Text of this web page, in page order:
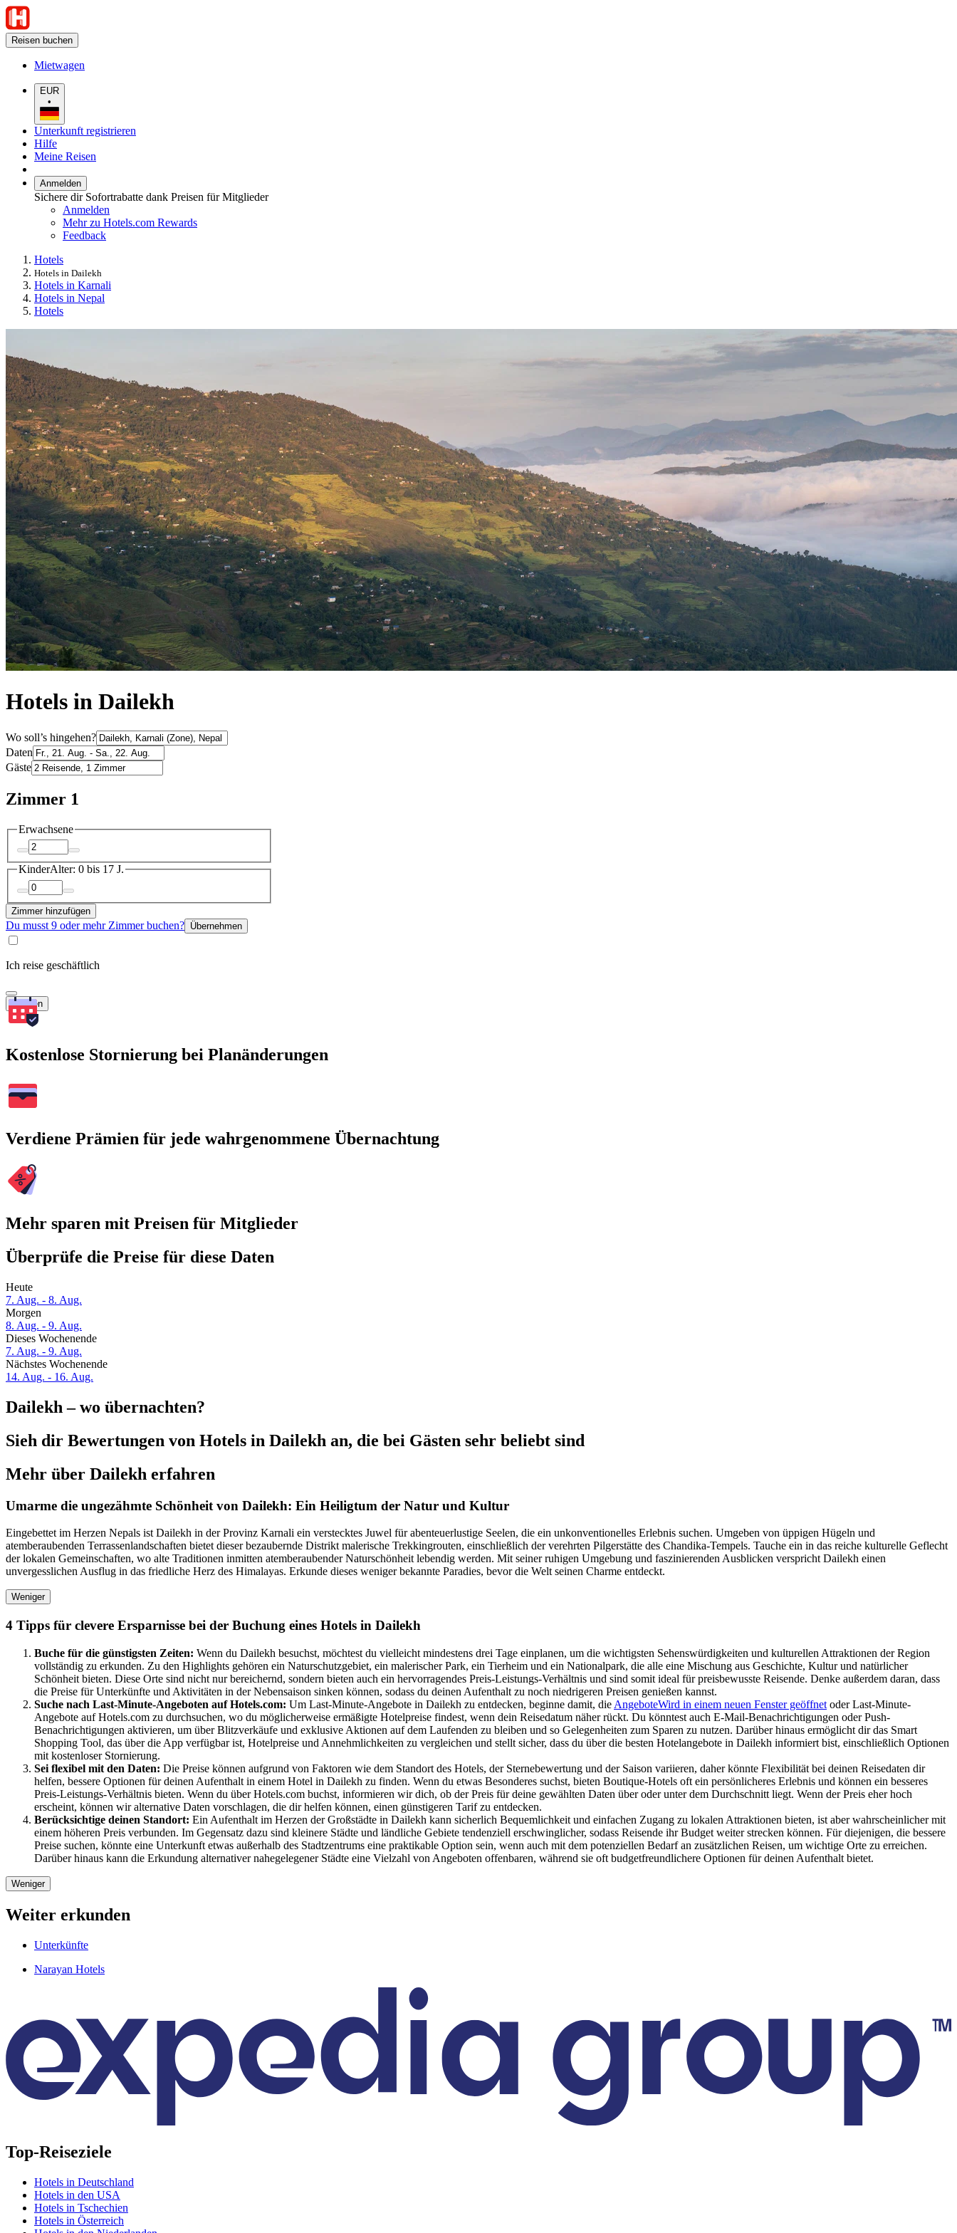
Reisen buchen
Mietwagen
EUR
•
Unterkunft registrieren
Hilfe
Meine Reisen
Anmelden
Sichere dir Sofortrabatte dank Preisen für Mitglieder
Anmelden
Mehr zu Hotels.com Rewards
Feedback
Hotels
Hotels in Dailekh
Hotels in Karnali
Hotels in Nepal
Hotels
Hotels in Dailekh
Wo soll’s hingehen?
Daten
Gäste
Zimmer 1
Erwachsene
KinderAlter: 0 bis 17 J.
Zimmer hinzufügen
Du musst 9 oder mehr Zimmer buchen? Übernehmen
Ich reise geschäftlich
Suchen
Kostenlose Stornierung bei Planänderungen
Verdiene Prämien für jede wahrgenommene Übernachtung
Mehr sparen mit Preisen für Mitglieder
Überprüfe die Preise für diese Daten
Heute
7. Aug. - 8. Aug.
Morgen
8. Aug. - 9. Aug.
Dieses Wochenende
7. Aug. - 9. Aug.
Nächstes Wochenende
14. Aug. - 16. Aug.
Dailekh – wo übernachten?
Sieh dir Bewertungen von Hotels in Dailekh an, die bei Gästen sehr beliebt sind
Mehr über Dailekh erfahren
Umarme die ungezähmte Schönheit von Dailekh: Ein Heiligtum der Natur und Kultur
Eingebettet im Herzen Nepals ist Dailekh in der Provinz Karnali ein verstecktes Juwel für abenteuerlustige Seelen, die ein unkonventionelles Erlebnis suchen. Umgeben von üppigen Hügeln und
atemberaubenden Terrassenlandschaften bietet dieser bezaubernde Distrikt malerische Trekkingrouten, einschließlich der verehrten Pilgerstätte des Chandika-Tempels. Tauche ein in das reiche kulturelle Geflecht
der lokalen Gemeinschaften, wo alte Traditionen inmitten atemberaubender Naturschönheit lebendig werden. Mit seiner ruhigen Umgebung und faszinierenden Ausblicken verspricht Dailekh einen
unvergesslichen Ausflug in das friedliche Herz des Himalayas. Erkunde dieses weniger bekannte Paradies, bevor die Welt seinen Charme entdeckt.
Weniger
4 Tipps für clevere Ersparnisse bei der Buchung eines Hotels in Dailekh
Buche für die günstigsten Zeiten: Wenn du Dailekh besuchst, möchtest du vielleicht mindestens drei Tage einplanen, um die wichtigsten Sehenswürdigkeiten und kulturellen Attraktionen der Region
vollständig zu erkunden. Zu den Highlights gehören ein Naturschutzgebiet, ein malerischer Park, ein Tierheim und ein Nationalpark, die alle eine Mischung aus Geschichte, Kultur und natürlicher
Schönheit bieten. Diese Orte sind nicht nur bereichernd, sondern bieten auch ein hervorragendes Preis-Leistungs-Verhältnis und sind somit ideal für preisbewusste Reisende. Denke außerdem daran, dass
die Preise für Unterkünfte und Aktivitäten in der Nebensaison sinken können, sodass du deinen Aufenthalt zu noch niedrigeren Preisen genießen kannst.
Suche nach Last-Minute-Angeboten auf Hotels.com: Um Last-Minute-Angebote in Dailekh zu entdecken, beginne damit, die AngeboteWird in einem neuen Fenster geöffnet oder Last-Minute-
Angebote auf Hotels.com zu durchsuchen, wo du möglicherweise ermäßigte Hotelpreise findest, wenn dein Reisedatum näher rückt. Du könntest auch E-Mail-Benachrichtigungen oder Push-
Benachrichtigungen aktivieren, um über Blitzverkäufe und exklusive Aktionen auf dem Laufenden zu bleiben und so Gelegenheiten zum Sparen zu nutzen. Darüber hinaus ermöglicht dir das Smart
Shopping Tool, das über die App verfügbar ist, Hotelpreise und Annehmlichkeiten zu vergleichen und stellt sicher, dass du über die besten Hotelangebote in Dailekh informiert bist, einschließlich Optionen
mit kostenloser Stornierung.
Sei flexibel mit den Daten: Die Preise können aufgrund von Faktoren wie dem Standort des Hotels, der Sternebewertung und der Saison variieren, daher könnte Flexibilität bei deinen Reisedaten dir
helfen, bessere Optionen für deinen Aufenthalt in einem Hotel in Dailekh zu finden. Wenn du etwas Besonderes suchst, bieten Boutique-Hotels oft ein persönlicheres Erlebnis und können ein besseres
Preis-Leistungs-Verhältnis bieten. Wenn du über Hotels.com buchst, informieren wir dich, ob der Preis für deine gewählten Daten über oder unter dem Durchschnitt liegt. Wenn der Preis eher hoch
erscheint, können wir alternative Daten vorschlagen, die dir helfen können, einen günstigeren Tarif zu entdecken.
Berücksichtige deinen Standort: Ein Aufenthalt im Herzen der Großstädte in Dailekh kann sicherlich Bequemlichkeit und einfachen Zugang zu lokalen Attraktionen bieten, ist aber wahrscheinlicher mit
einem höheren Preis verbunden. Im Gegensatz dazu sind kleinere Städte und ländliche Gebiete tendenziell erschwinglicher, sodass Reisende ihr Budget weiter strecken können. Für diejenigen, die bessere
Preise suchen, könnte eine Unterkunft etwas außerhalb des Stadtzentrums eine praktikable Option sein, wenn auch mit dem potenziellen Bedarf an zusätzlichen Reisen, um wichtige Orte zu erreichen.
Darüber hinaus kann die Erkundung alternativer nahegelegener Städte eine Vielzahl von Angeboten offenbaren, während sie oft budgetfreundlichere Optionen für deinen Aufenthalt bietet.
Weniger
Weiter erkunden
Unterkünfte
Narayan Hotels
Top-Reiseziele
Hotels in Deutschland
Hotels in den USA
Hotels in Tschechien
Hotels in Österreich